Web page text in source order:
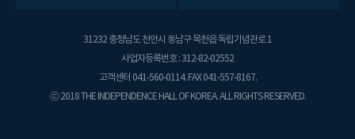
31232 충청남도 천안시 동남구 목천읍 독립기념관로 1
사업자등록번호 : 312-82-02552
고객센터 041-560-0114. FAX 041-557-8167.
ⓒ 2018 THE INDEPENDENCE HALL OF KOREA. ALL RIGHTS RESERVED.